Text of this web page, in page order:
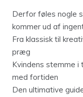
Derfor føles nogle
kommer ud af
Fra klassisk til
præg
Kvindens stemme i
med fortiden
Den ultimative